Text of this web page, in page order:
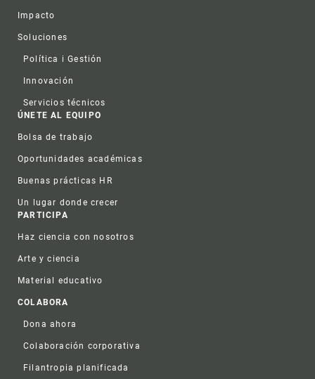
Impacto
Soluciones
Política i Gestión
Innovación
Servicios técnicos
ÚNETE AL EQUIPO
Bolsa de trabajo
Oportunidades académicas
Buenas prácticas HR
Un lugar donde crecer
PARTICIPA
Haz ciencia con nosotros
Arte y ciencia
Material educativo
COLABORA
Dona ahora
Colaboración corporativa
Filantropia planificada